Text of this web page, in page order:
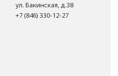
ул. Бакинская, д.38
+7 (846) 330-12-27